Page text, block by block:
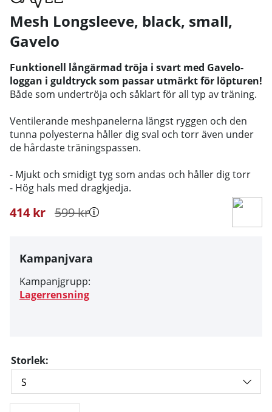
Mesh Longsleeve, black, small,
Gavelo
Funktionell långärmad tröja i svart med Gavelo-
loggan i guldtryck som passar utmärkt för löpturen!
Både som undertröja och såklart för all typ av träning.
Ventilerande meshpanelerna längst ryggen och den
tunna polyesterna håller dig sval och torr även under
de hårdaste träningspassen.
- Mjukt och smidigt tyg som andas och håller dig torr
- Hög hals med dragkjedja.
599kr
414kr
Kampanjvara
Kampanjgrupp:
Lagerrensning
Storlek: